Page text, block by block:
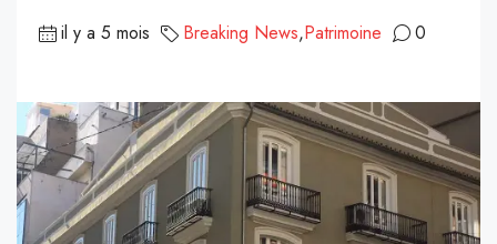
il y a 5 mois Breaking News,Patrimoine 0